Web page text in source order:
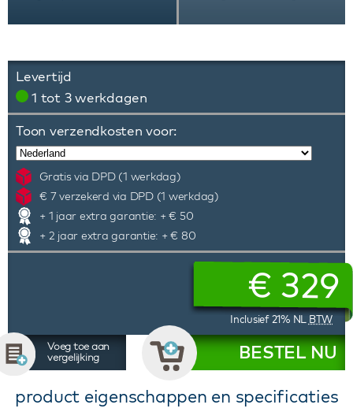
Levertijd
1 tot 3 werkdagen
Toon verzendkosten voor:
Gratis via DPD (1 werkdag)
€ 7 verzekerd via DPD (1 werkdag)
+ 1 jaar extra garantie: + € 50
+ 2 jaar extra garantie: + € 80
€329
Inclusief 21% NL BTW
Voeg toe aan
vergelijking
BESTEL NU
product eigenschappen en specificaties